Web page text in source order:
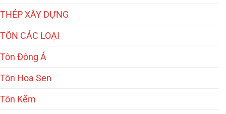
THÉP XÂY DỰNG
TÔN CÁC LOẠI
Tôn Đông Á
Tôn Hoa Sen
Tôn Kẽm